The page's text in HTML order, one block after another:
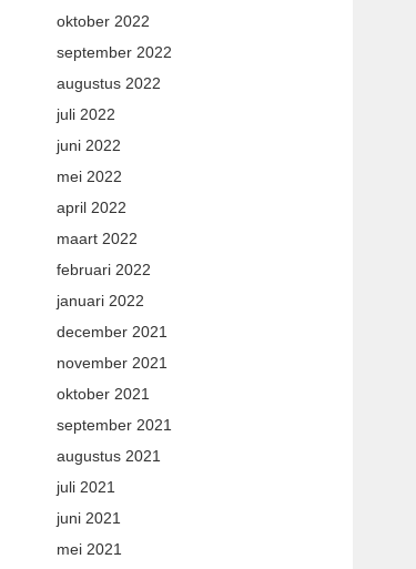
oktober 2022
september 2022
augustus 2022
juli 2022
juni 2022
mei 2022
april 2022
maart 2022
februari 2022
januari 2022
december 2021
november 2021
oktober 2021
september 2021
augustus 2021
juli 2021
juni 2021
mei 2021